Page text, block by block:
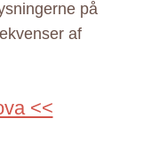
på
af
<<